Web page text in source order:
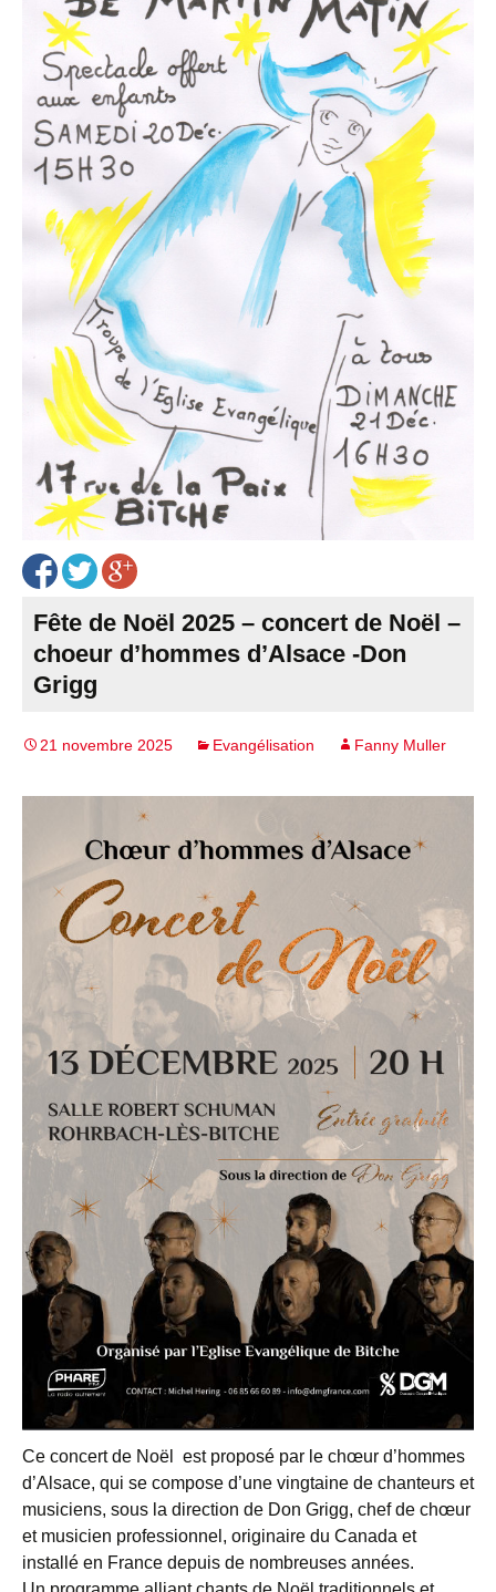
Fête de Noël 2025 – concert de Noël –
choeur d’hommes d’Alsace -Don
Grigg
21 novembre 2025 Evangélisation Fanny Muller
Ce concert de Noël
est proposé par le chœur d’hommes
d’Alsace, qui se compose d’une vingtaine de chanteurs et
musiciens, sous la direction de Don Grigg, chef de chœur
et musicien professionnel, originaire du Canada et
installé en France depuis de nombreuses années.